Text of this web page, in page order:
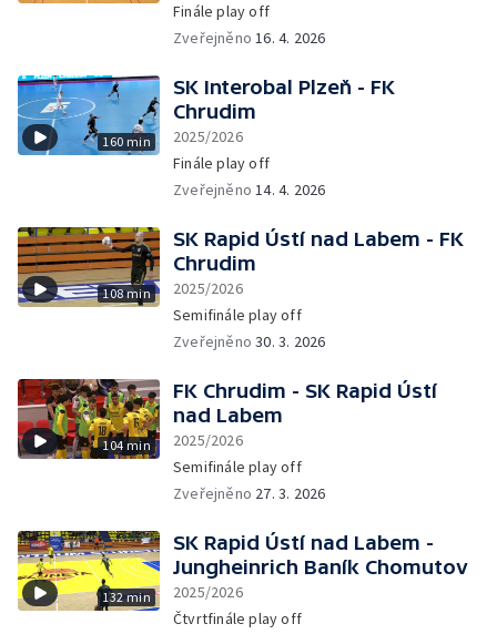
Finále play off
Zveřejněno16. 4. 2026
160 min
SK Interobal Plzeň - FK
Chrudim
2025/2026
Finále play off
Zveřejněno14. 4. 2026
108 min
SK Rapid Ústí nad Labem - FK
Chrudim
2025/2026
Semifinále play off
Zveřejněno30. 3. 2026
104 min
FK Chrudim - SK Rapid Ústí
nad Labem
2025/2026
Semifinále play off
Zveřejněno 27. 3. 2026
132 min
SK Rapid Ústí nad Labem -
Jungheinrich Baník Chomutov
2025/2026
Čtvrtfinále play off